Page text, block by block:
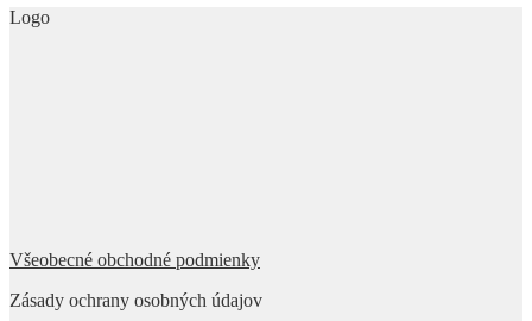
Logo
Všeobecné obchodné podmienky
Zásady ochrany osobných údajov